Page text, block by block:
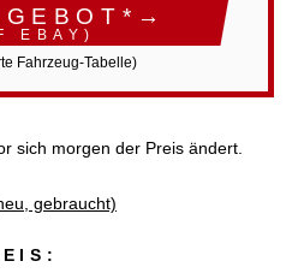
EBAY)
Fahrzeug-Tabelle)
sich morgen der Preis ändert.
gebraucht)